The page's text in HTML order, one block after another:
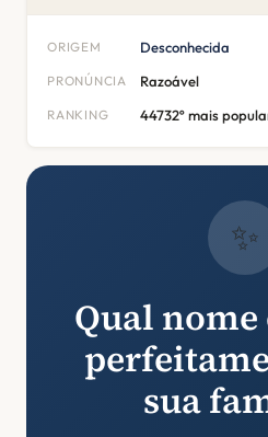
ORIGEM Desconhecida
PRONÚNCIA Razoável
RANKING 44732º mais
✨
Qual
sua